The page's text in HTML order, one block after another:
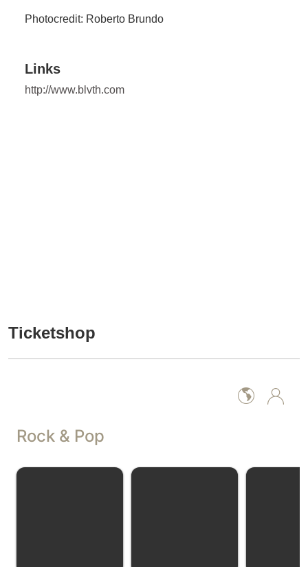
Photocredit: Roberto Brundo
Links
http://www.blvth.com
Ticketshop